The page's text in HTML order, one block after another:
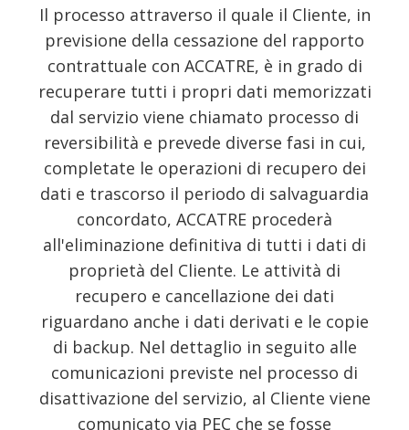
Il processo attraverso il quale il Cliente, in
previsione della cessazione del rapporto
contrattuale con ACCATRE, è in grado di
recuperare tutti i propri dati memorizzati
dal servizio viene chiamato processo di
reversibilità e prevede diverse fasi in cui,
completate le operazioni di recupero dei
dati e trascorso il periodo di salvaguardia
concordato, ACCATRE procederà
all'eliminazione definitiva di tutti i dati di
proprietà del Cliente. Le attività di
recupero e cancellazione dei dati
riguardano anche i dati derivati e le copie
di backup. Nel dettaglio in seguito alle
comunicazioni previste nel processo di
disattivazione del servizio, al Cliente viene
comunicato via PEC che se fosse